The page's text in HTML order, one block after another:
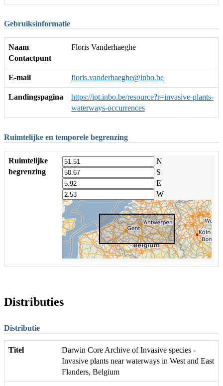
Gebruiksinformatie
Naam
Contactpunt
Floris Vanderhaeghe
E-mail floris.vanderhaeghe@inbo.be
Landingspagina
https://ipt.inbo.be/resource?r=invasive-plants-
waterways-occurrences
Ruimtelijke en temporele begrenzing
Ruimtelijke
begrenzing
N
S
E
W
Distributies
Distributie
Titel
Darwin Core Archive of Invasive species -
Invasive plants near waterways in West and East
Flanders, Belgium